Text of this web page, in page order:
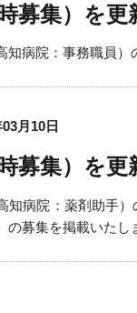
募集）を更
病院：事務職員）
月10日
募集）を更
知病院：薬剤助手
募集を掲載いたし